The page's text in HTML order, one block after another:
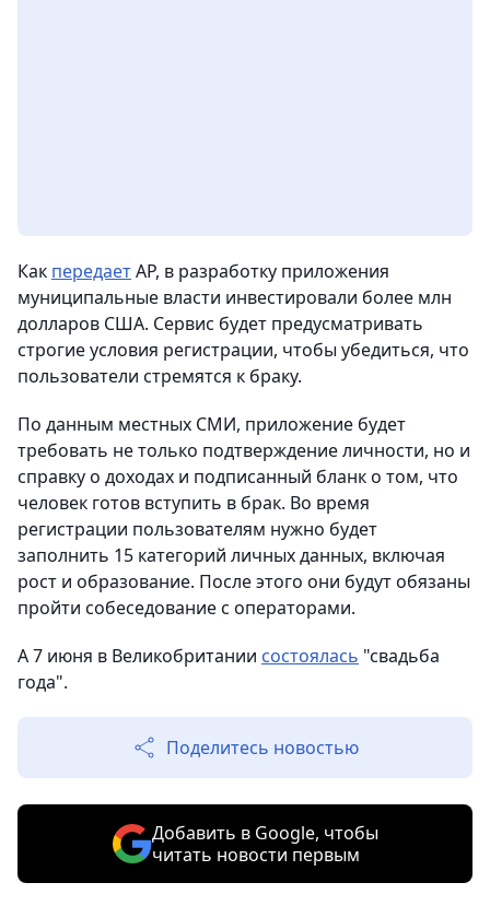
Как передаетАР, в разработку приложения
муниципальные власти инвестировали более млн
долларов США. Сервис будет предусматривать
строгие условия регистрации, чтобы убедиться, что
пользователи стремятся к браку.
По данным местных СМИ, приложение будет
требовать не только подтверждение личности, но и
справку о доходах и подписанный бланк о том, что
человек готов вступить в брак. Во время
регистрации пользователям нужно будет
заполнить 15 категорий личных данных, включая
рост и образование. После этого они будут обязаны
пройти собеседование с операторами.
А 7 июня в Великобритании состоялась "свадьба
года".
Поделитесь новостью
Добавить в Google, чтобы
читать новости первым